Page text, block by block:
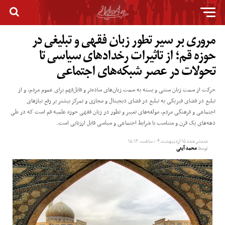
مروری بر سیر تطور زبان فقهی و تبلیغی در
حوزه قم؛ از تاثیرات رخداد‌های سیاسی تا
تحولات در عصر شبکه‌های اجتماعی
حرکت از سمت زبان سنتی و بسته به سمت زبان‌های ساده‌تر و قابل‌فهم برای عموم مردم، و از
تبلیغ در فضای فیزیکی به تبلیغ در فضای دیجیتال و مجازی و تمرکز بیشتر بر رفع نیاز‌های
اجتماعی و فرهنگی مردم، مولفه‌های تغییر و تطور در زبان فقهی حوزه علمیه قم است که در طی
دهه‌های یک قرن و متناسب با شرایط اجتماعی و سیاسی قابل ارزیابی است.
منتشر شده۱۵ اردیبهشت ۰۴, ساعت: ۱۵:۱۶
توسطمحمد آیتی